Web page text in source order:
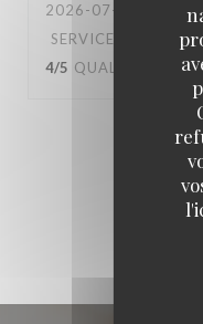
2026-07-04
- 13:00
SERVICE
4/5 QUALITÉ / PRIX:
1